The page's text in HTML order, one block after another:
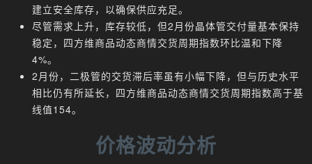
建立安全库存，以确保供应充足。
尽管需求上升，库存较低，但2月份晶体管交付量基本保持
稳定，四方维商品动态商情交货周期指数环比温和下降
4%。
2月份，二极管的交货滞后率虽有小幅下降，但与历史水平
相比仍有所延长，四方维商品动态商情交货周期指数高于基
线值154。
价格波动分析